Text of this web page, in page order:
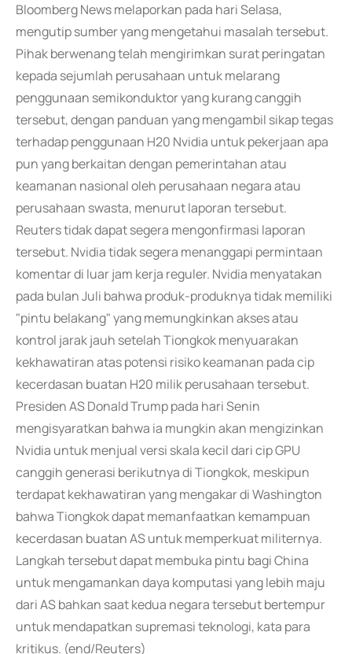
Bloomberg News melaporkan pada hari Selasa,
mengutip sumber yang mengetahui masalah tersebut.
Pihak berwenang telah mengirimkan surat peringatan
kepada sejumlah perusahaan untuk melarang
penggunaan semikonduktor yang kurang canggih
tersebut, dengan panduan yang mengambil sikap tegas
terhadap penggunaan H20 Nvidia untuk pekerjaan apa
pun yang berkaitan dengan pemerintahan atau
keamanan nasional oleh perusahaan negara atau
perusahaan swasta, menurut laporan tersebut.
Reuters tidak dapat segera mengonfirmasi laporan
tersebut. Nvidia tidak segera menanggapi permintaan
komentar di luar jam kerja reguler. Nvidia menyatakan
pada bulan Juli bahwa produk-produknya tidak memiliki
"pintu belakang" yang memungkinkan akses atau
kontrol jarak jauh setelah Tiongkok menyuarakan
kekhawatiran atas potensi risiko keamanan pada cip
kecerdasan buatan H20 milik perusahaan tersebut.
Presiden AS Donald Trump pada hari Senin
mengisyaratkan bahwa ia mungkin akan mengizinkan
Nvidia untuk menjual versi skala kecil dari cip GPU
canggih generasi berikutnya di Tiongkok, meskipun
terdapat kekhawatiran yang mengakar di Washington
bahwa Tiongkok dapat memanfaatkan kemampuan
kecerdasan buatan AS untuk memperkuat militernya.
Langkah tersebut dapat membuka pintu bagi China
untuk mengamankan daya komputasi yang lebih maju
dari AS bahkan saat kedua negara tersebut bertempur
untuk mendapatkan supremasi teknologi, kata para
kritikus. (end/Reuters)